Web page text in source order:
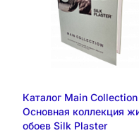
Каталог Main Collection
Основная коллекция
обоев Silk Plaster